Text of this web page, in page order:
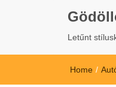
Letűnt
Home /